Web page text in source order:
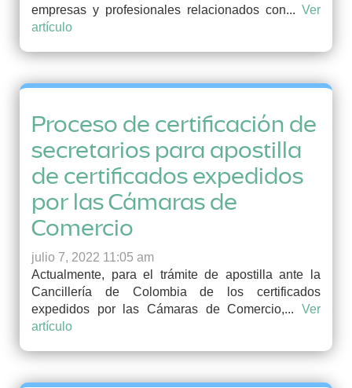
empresas y profesionales relacionados con... Ver
artículo
Proceso de certificación de
secretarios para apostilla
de certificados expedidos
por las Cámaras de
Comercio
julio 7, 2022 11:05 am
Actualmente, para el trámite de apostilla ante la
Cancillería de Colombia de los certificados
expedidos por las Cámaras de Comercio,... Ver
artículo